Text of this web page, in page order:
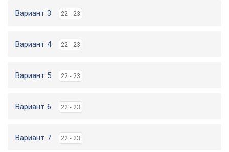
Вариант 3 22 - 23
Вариант 4 22 - 23
Вариант 5 22 - 23
Вариант 6 22 - 23
Вариант 7 22 - 23